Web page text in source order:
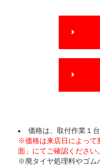
OPTIONS
価格は、取付作業１台
※価格は来店日によって
面」にてご確認ください。
※廃タイヤ処理料やゴム